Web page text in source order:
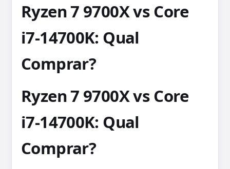
Ryzen 7 9700X vs Core
i7-14700K: Qual
Comprar?
Ryzen 7 9700X vs Core
i7-14700K: Qual
Comprar?